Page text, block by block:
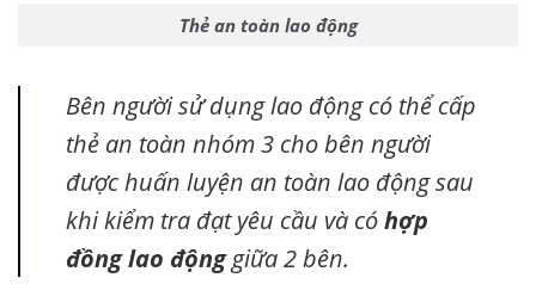
Thẻ an toàn lao động
Bên người sử dụng lao động có thể cấp
thẻ an toàn nhóm 3 cho bên người
được huấn luyện an toàn lao động sau
khi kiểm tra đạt yêu cầu và cóhợp
đồng lao độnggiữa 2 bên.